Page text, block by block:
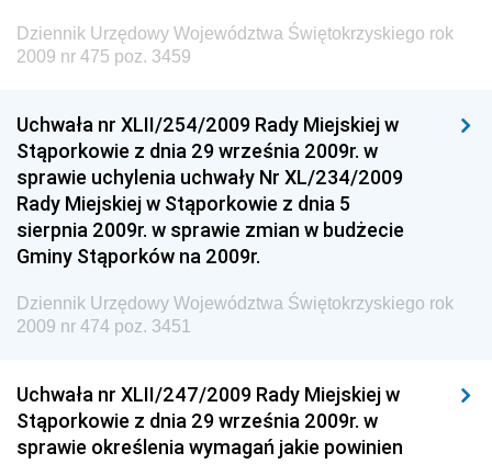
Dziennik Urzędowy Ministra Rodziny, Pracy i Polityki
Społecznej
Dziennik Urzędowy Ministra Rozwoju
Dziennik Urzędowy Ministra Infrastruktury i
Budownictwa
Dziennik Urzędowy Ministra Gospodarki Morskiej i
Żeglugi Śródlądowej
Dziennik Urzędowy Ministra Energii
Dziennik Urzędowy Ministra Finansów
Dziennik Urzędowy Ministra Rozwoju i Finansów
Dziennik Urzędowy Wyższego Urzędu Górniczego
Dziennik Urzędowy Województwa Świętokrzyskiego rok
2009 nr 475 poz. 3459
Uchwała nr XLII/254/2009 Rady Miejskiej w
Stąporkowie z dnia 29 września 2009r. w
sprawie uchylenia uchwały Nr XL/234/2009
Rady Miejskiej w Stąporkowie z dnia 5
sierpnia 2009r. w sprawie zmian w budżecie
Gminy Stąporków na 2009r.
Dziennik Urzędowy Województwa Świętokrzyskiego rok
2009 nr 474 poz. 3451
Uchwała nr XLII/247/2009 Rady Miejskiej w
Stąporkowie z dnia 29 września 2009r. w
sprawie określenia wymagań jakie powinien